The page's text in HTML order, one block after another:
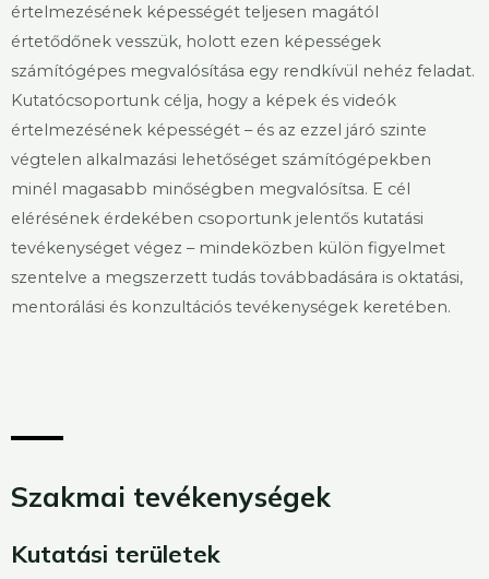
értelmezésének képességét teljesen magától
értetődőnek vesszük, holott ezen képességek
számítógépes megvalósítása egy rendkívül nehéz feladat.
Kutatócsoportunk célja, hogy a képek és videók
értelmezésének képességét – és az ezzel járó szinte
végtelen alkalmazási lehetőséget számítógépekben
minél magasabb minőségben megvalósítsa. E cél
elérésének érdekében csoportunk jelentős kutatási
tevékenységet végez – mindeközben külön figyelmet
szentelve a megszerzett tudás továbbadására is oktatási,
mentorálási és konzultációs tevékenységek keretében.
Szakmai tevékenységek
Kutatási területek